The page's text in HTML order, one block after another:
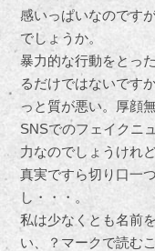
感いっぱいなのです
でしょうか。
暴力的な行動をとっ
るだけではないです
っと質が悪い。厚顔
SNSでのフェイクニ
力なのでしょうけれ
真実ですら切り口一
し・・・。
私は少なくとも名前
い、？マークで読む